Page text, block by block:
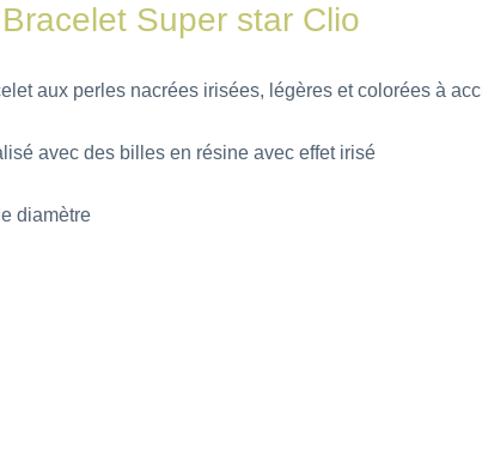
Super star Clio
aux perles nacrées irisées, légères et colorées à
avec des billes en résine avec effet irisé
diamètre